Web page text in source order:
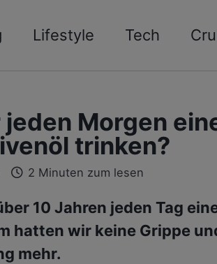
Lifestyle Tech
Morgen
trinken?
2 Minuten zum lesen
10 Jahren jeden Tag
hatten wir keine Grippe
mehr.